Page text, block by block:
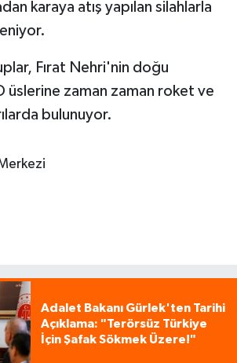
karaya atış yapılan silahlarla
Fırat Nehri'nin doğu
üslerine zaman zaman roket ve
bulunuyor.
Adalet Bakanı Gürlek'ten Tarihi
Açıklama: "Terörsüz Türkiye
İçin Şafak Sökmek Üzere!"